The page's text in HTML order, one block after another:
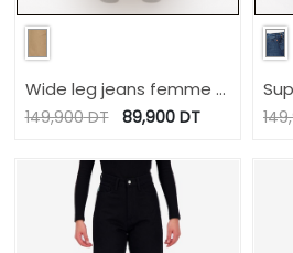
Wide leg jeans femme -
WIDED
149,900DT 89,900DT